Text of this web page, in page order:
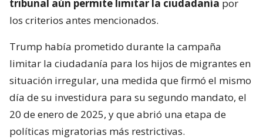
tribunal aún permite limitar la ciudadanía por
los criterios antes mencionados.
Trump había prometido durante la campaña
limitar la ciudadanía para los hijos de migrantes en
situación irregular, una medida que firmó el mismo
día de su investidura para su segundo mandato, el
20 de enero de 2025, y que abrió una etapa de
políticas migratorias más restrictivas.